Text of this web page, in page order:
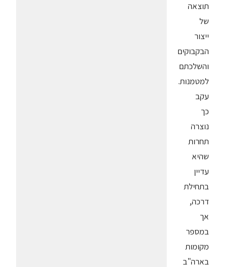
תוצאה
של
ייצור
הבקבוקים
והשלכתם
למטמנות.
עקב
כך
נוצרה
תחרות
שהיא
עדיין
בתחילת
דרכה,
אך
במספר
מקומות
בארה"ב